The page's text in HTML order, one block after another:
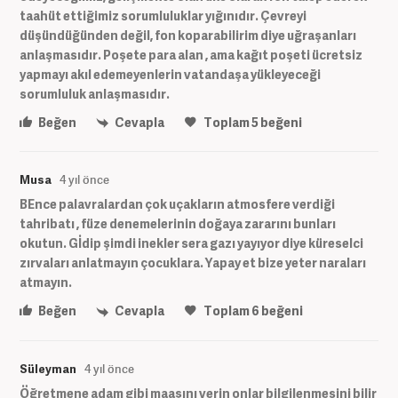
taahüt ettiğimiz sorumluluklar yığınıdır. Çevreyi
düşündüğünden değil, fon koparabilirim diye uğraşanları
anlaşmasıdır. Poşete para alan , ama kağıt poşeti ücretsiz
yapmayı akıl edemeyenlerin vatandaşa yükleyeceği
sorumluluk anlaşmasıdır.
Beğen
Cevapla Toplam5beğeni
Musa 4 yıl önce
BEnce palavralardan çok uçakların atmosfere verdiği
tahribatı , füze denemelerinin doğaya zararını bunları
okutun. Gİdip şimdi inekler sera gazı yayıyor diye küreselci
zırvaları anlatmayın çocuklara. Yapay et bize yeter naraları
atmayın.
Beğen
Cevapla Toplam6 beğeni
Süleyman 4 yıl önce
Öğretmene adam gibi maaşını verin onlar bilgilenmesini bilir